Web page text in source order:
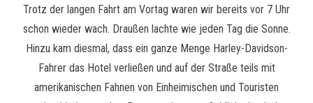
Trotz der langen Fahrt am Vortag waren wir bereits vor 7 Uhr
schon wieder wach. Draußen lachte wie jeden Tag die Sonne.
Hinzu kam diesmal, dass ein ganze Menge Harley-Davidson-
Fahrer das Hotel verließen und auf der Straße teils mit
amerikanischen Fahnen von Einheimischen und Touristen